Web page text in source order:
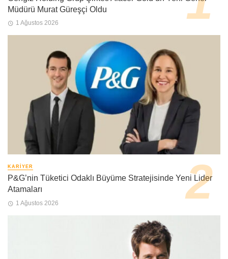
Müdürü Murat Güreşçi Oldu
1 Ağustos 2026
KARIYER
P&G’nin Tüketici Odaklı Büyüme Stratejisinde Yeni Lider
Atamaları
1 Ağustos 2026